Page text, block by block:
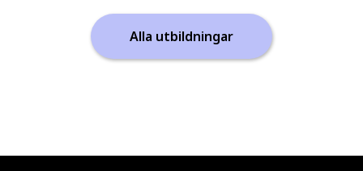
Alla utbildningar